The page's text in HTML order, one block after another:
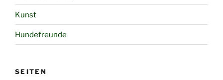
Kunst
Hundefreunde
SEITEN